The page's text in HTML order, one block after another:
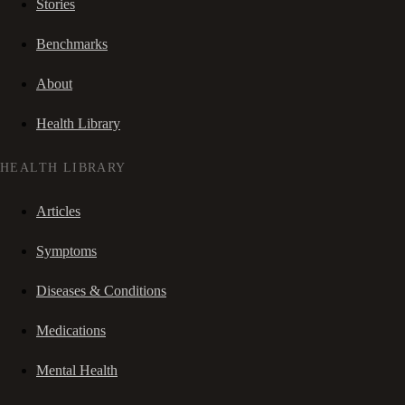
Stories
Benchmarks
About
Health Library
HEALTH LIBRARY
Articles
Symptoms
Diseases & Conditions
Medications
Mental Health